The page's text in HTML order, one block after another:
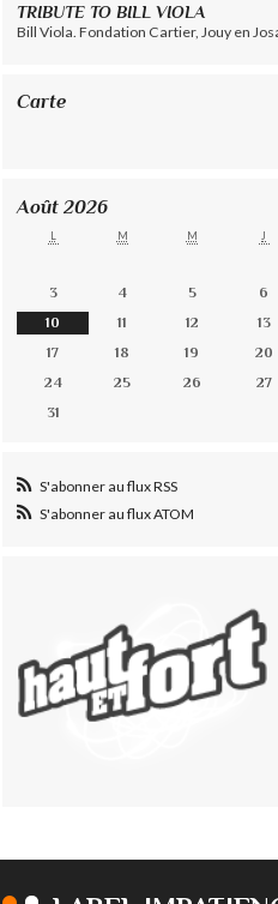
TRIBUTE TO BILL VIOLA
Bill Viola. Fondation Cartier, Jouy en
Carte
Août 2026
L M M J
3
4 5 6
10
11 12 13
17
18 19 20
24
25 26 27
31
S'abonner au flux RSS
S'abonner au flux ATOM